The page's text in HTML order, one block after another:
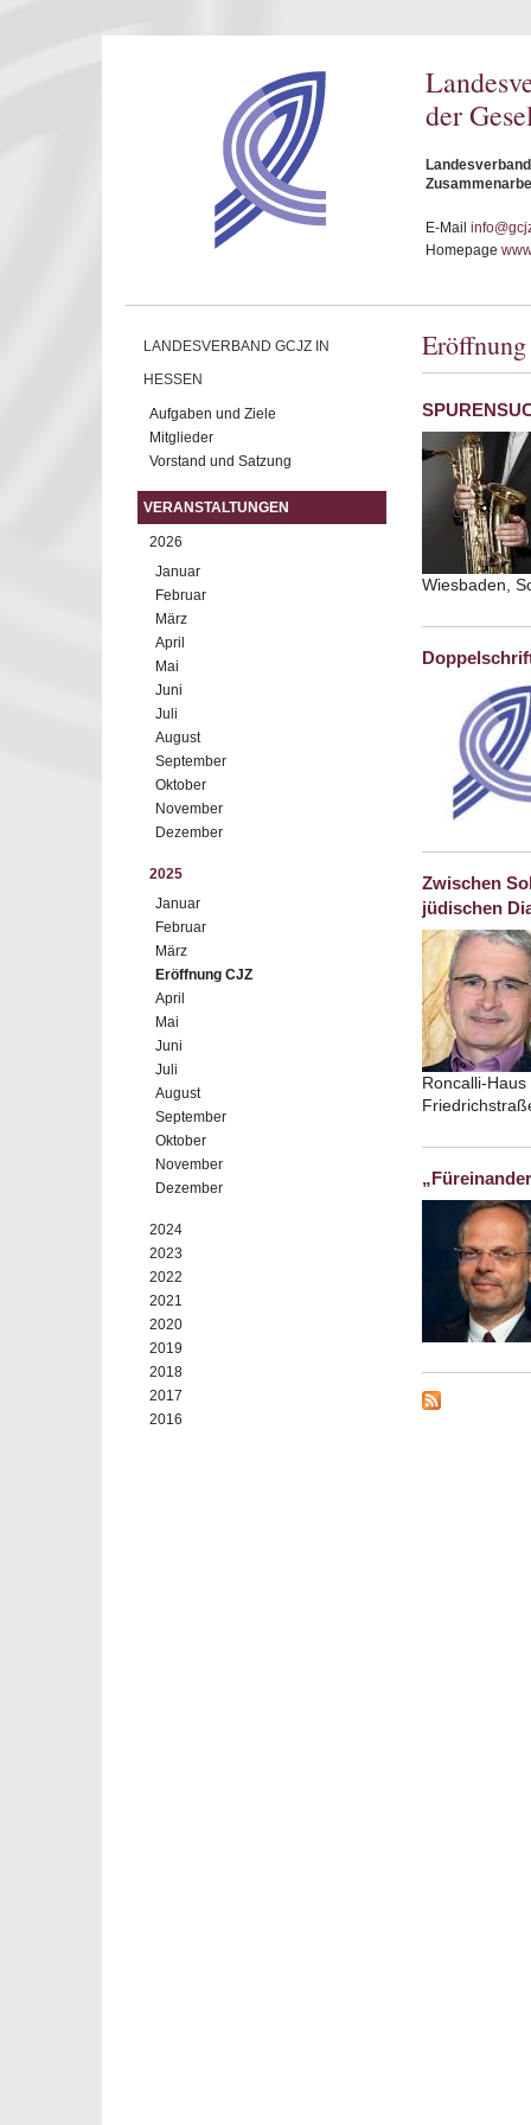
der
E-Mail
Homepage
LANDESVERBAND GCJZ IN
HESSEN
Aufgaben und Ziele
Mitglieder
Vorstand und Satzung
VERANSTALTUNGEN
2026
Januar
Februar
März
April
Mai
Juni
Juli
August
September
Oktober
November
Dezember
2025
Januar
Februar
März
Eröffnung CJZ
April
Mai
Juni
Juli
August
September
Oktober
November
Dezember
2024
2023
2022
2021
2020
2019
2018
2017
2016
Wiesbaden,
Zwischen
jüdischen
Roncalli-